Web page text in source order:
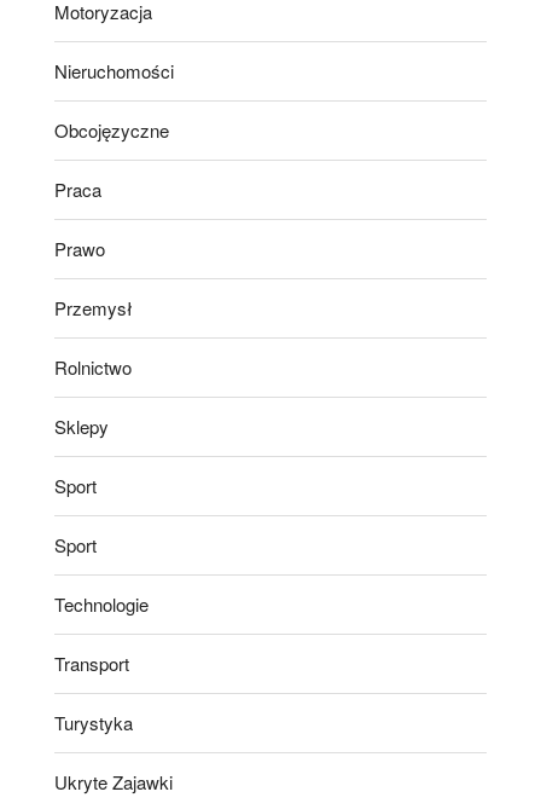
Motoryzacja
Nieruchomości
Obcojęzyczne
Praca
Prawo
Przemysł
Rolnictwo
Sklepy
Sport
Sport
Technologie
Transport
Turystyka
Ukryte Zajawki